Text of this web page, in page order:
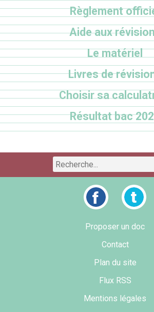
Règlement
Aide aux
Le matériel
Livres de
Choisir sa
Résultat bac
Proposer un doc
Contact
Plan du site
Flux RSS
Mentions légales